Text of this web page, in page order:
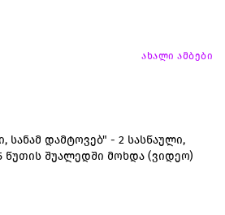
ახალი ამბები
სანამ დამტოვებ" - 2 სასწაული,
შუალედში მოხდა (ვიდეო)